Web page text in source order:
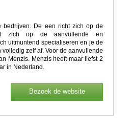
bedrijven. De een richt zich op de
zich op de aanvullende en
uitmuntend specialiseren en je de
zelf af. Voor de aanvullende
Menzis. Menzis heeft maar liefst 2
in Nederland.
Bezoek de website